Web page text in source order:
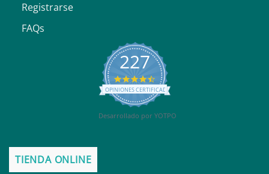
Registrarse
FAQs
227
4.6
star
rating
OPINIONES CERTIFICADAS
Desarrollado por YOTPO
TIENDA ONLINE